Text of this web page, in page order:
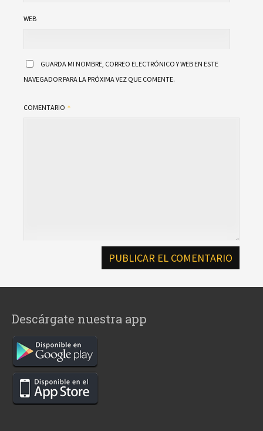
WEB
GUARDA MI NOMBRE, CORREO ELECTRÓNICO Y WEB EN ESTE
NAVEGADOR PARA LA PRÓXIMA VEZ QUE COMENTE.
COMENTARIO
Descárgate nuestra app